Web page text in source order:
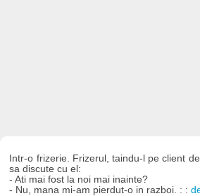
Intr-o frizerie. Frizerul, taindu-l pe client
sa discute cu el:
- Ati mai fost la noi mai inainte?
- Nu, mana mi-am pierdut-o in razboi. : :